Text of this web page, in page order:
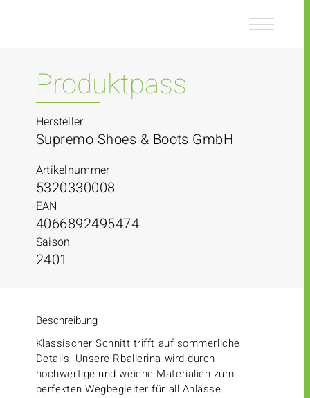
Produktpass
Hersteller
Supremo Shoes & Boots GmbH
Artikelnummer
5320330008
EAN
4066892495474
Saison
2401
Beschreibung
Klassischer Schnitt trifft auf sommerliche
Details: Unsere Rballerina wird durch
hochwertige und weiche Materialien zum
perfekten Wegbegleiter für all Anlässe.